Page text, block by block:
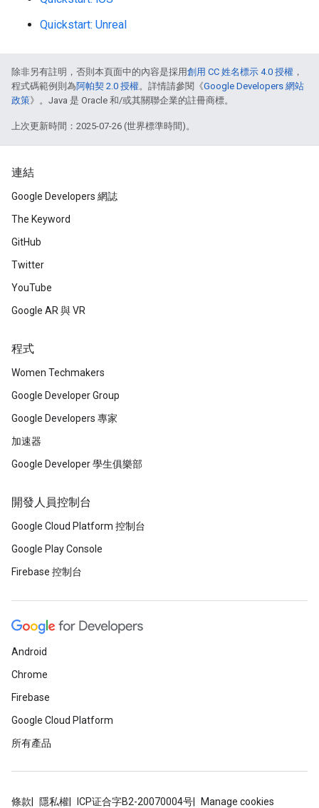
Quickstart: Unreal
除非另有註明，否則本頁面中的內容是採用創用 CC 姓名標示 4.0 授權 ，
程式碼範例則為阿帕契 2.0 授權。詳情請參閱《Google Developers 網站
政策》。Java 是 Oracle 和/或其關聯企業的註冊商標。
上次更新時間：2025-07-26 (世界標準時間)。
連結
Google Developers 網誌
The Keyword
GitHub
Twitter
YouTube
Google AR 與 VR
程式
Women Techmakers
Google Developer Group
Google Developers 專家
加速器
Google Developer 學生俱樂部
開發人員控制台
Google Cloud Platform 控制台
Google Play Console
Firebase 控制台
Android
Chrome
Firebase
Google Cloud Platform
所有產品
條款 隱私權 ICP证合字B2-20070004号 Manage cookies